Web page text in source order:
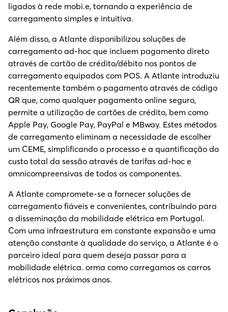
ligados à rede mobi.e, tornando a experiência de
carregamento simples e intuitiva.
Além disso, a Atlante disponibilizou soluções de
carregamento ad-hoc que incluem pagamento direto
através de cartão de crédito/débito nos pontos de
carregamento equipados com POS. A Atlante introduziu
recentemente também o pagamento através de código
QR que, como qualquer pagamento online seguro,
permite a utilização de cartões de crédito, bem como
Apple Pay, Google Pay, PayPal e MBway. Estes métodos
de carregamento eliminam a necessidade de escolher
um CEME, simplificando o processo e a quantificação do
custo total da sessão através de tarifas ad-hoc e
omnicompreensivas de todos os componentes.
A Atlante compromete-se a fornecer soluções de
carregamento fiáveis e convenientes, contribuindo para
a disseminação da mobilidade elétrica em Portugal.
Com uma infraestrutura em constante expansão e uma
atenção constante à qualidade do serviço, a Atlante é o
parceiro ideal para quem deseja passar para a
mobilidade elétrica. orma como carregamos os carros
elétricos nos próximos anos.